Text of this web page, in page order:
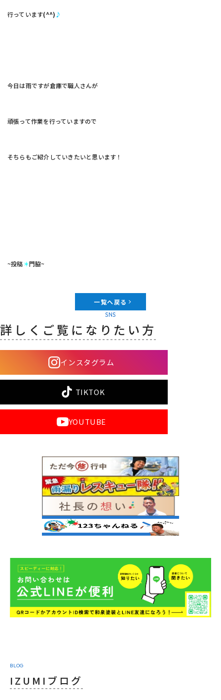
行っています(^^) ♪
今日は雨ですが倉庫で職人さんが
頑張って作業を行っていますので
そちらもご紹介していきたいと思います！
~投稿＊門脇~
一覧へ戻る
SNS
詳しくご覧になりたい方
インスタグラム
TIKTOK
YOUTUBE
BLOG
IZUMIブログ